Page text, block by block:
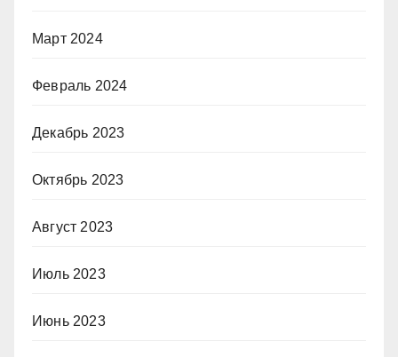
Март 2024
Февраль 2024
Декабрь 2023
Октябрь 2023
Август 2023
Июль 2023
Июнь 2023